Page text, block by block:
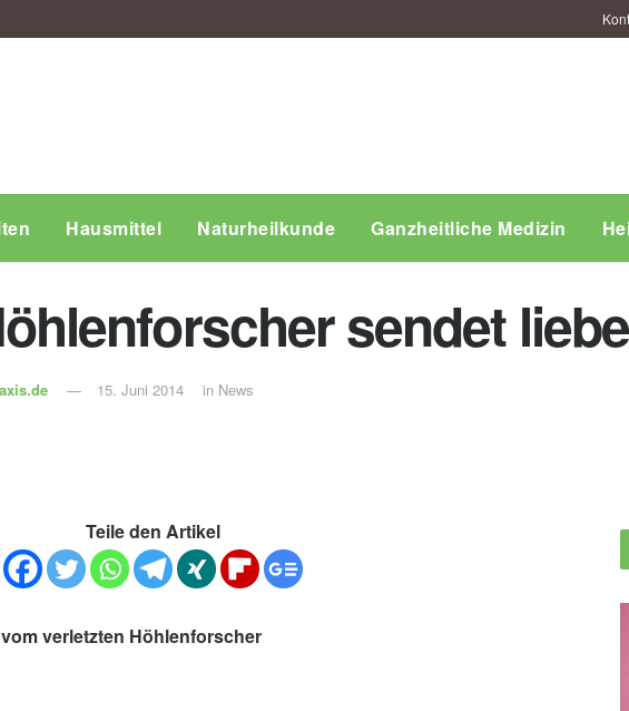
Hausmittel Naturheilkunde Ganzheitliche Medizin
sendet
15. Juni 2014 in News
Teile den Artikel
verletzten Höhlenforscher